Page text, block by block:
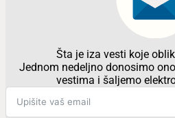
Šta je iza vesti koje
Jednom nedeljno donosimo
vestima i šaljemo